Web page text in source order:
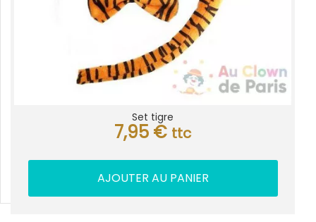
Set tigre
7,95 € ttc
AJOUTER AU PANIER